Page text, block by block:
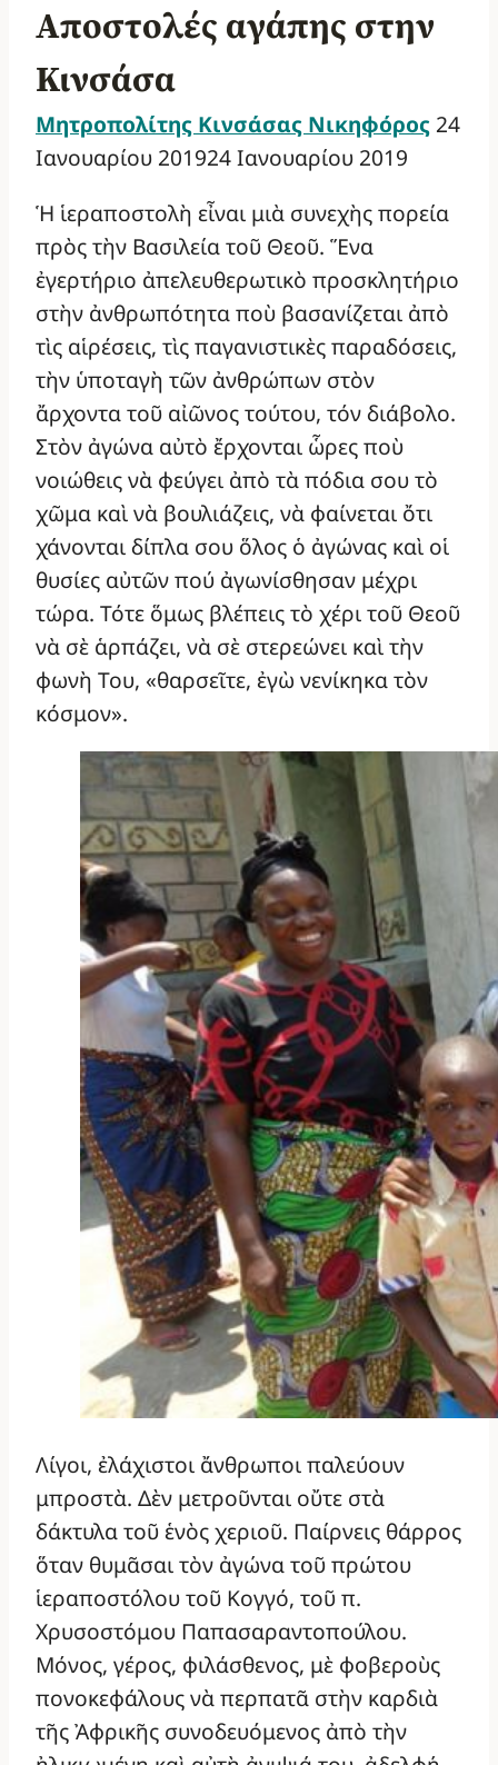
Αποστολές αγάπης στην
Κινσάσα
Μητροπολίτης Κινσάσας Νικηφόρος 24
Ιανουαρίου 201924 Ιανουαρίου 2019
Ἡ ἱεραποστολὴ εἶναι μιὰ συνεχὴς πορεία
πρὸς τὴν Βασιλεία τοῦ Θεοῦ. Ἕνα
ἐγερτήριο ἀπελευθερωτικὸ προσκλητήριο
στὴν ἀνθρωπότητα ποὺ βασανίζεται ἀπὸ
τὶς αἱρέσεις, τὶς παγανιστικὲς παραδόσεις,
τὴν ὑποταγὴ τῶν ἀνθρώπων στὸν
ἄρχοντα τοῦ αἰῶνος τούτου, τόν διάβολο.
Στὸν ἀγώνα αὐτὸ ἔρχονται ὧρες ποὺ
νοιώθεις νὰ φεύγει ἀπὸ τὰ πόδια σου τὸ
χῶμα καὶ νὰ βουλιάζεις, νὰ φαίνεται ὄτι
χάνονται δίπλα σου ὅλος ὁ ἀγώνας καὶ οἱ
θυσίες αὐτῶν πού ἀγωνίσθησαν μέχρι
τώρα. Τότε ὅμως βλέπεις τὸ χέρι τοῦ Θεοῦ
νὰ σὲ ἁρπάζει, νὰ σὲ στερεώνει καὶ τὴν
φωνὴ Του, «θαρσεῖτε, ἐγὼ νενίκηκα τὸν
κόσμον».
Λίγοι, ἐλάχιστοι ἄνθρωποι παλεύουν
μπροστὰ. Δὲν μετροῦνται οὔτε στὰ
δάκτυλα τοῦ ἑνὸς χεριοῦ. Παίρνεις θάρρος
ὅταν θυμᾶσαι τὸν ἀγώνα τοῦ πρώτου
ἱεραποστόλου τοῦ Κογγό, τοῦ π.
Χρυσοστόμου Παπασαραντοπούλου.
Μόνος, γέρος, φιλάσθενος, μὲ φοβεροὺς
πονοκεφάλους νὰ περπατᾶ στὴν καρδιὰ
τῆς Ἀφρικῆς συνοδευόμενος ἀπὸ τὴν